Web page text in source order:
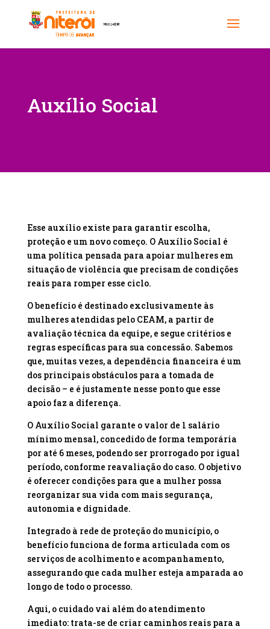
Auxílio Social
Esse auxílio existe para garantir escolha,
proteção e um novo começo. O Auxílio Social é
uma política pensada para apoiar mulheres em
situação de violência que precisam de condições
reais para romper esse ciclo.
O benefício é destinado exclusivamente às
mulheres atendidas pelo CEAM, a partir de
avaliação técnica da equipe, e segue critérios e
regras específicas para sua concessão. Sabemos
que, muitas vezes, a dependência financeira é um
dos principais obstáculos para a tomada de
decisão – e é justamente nesse ponto que esse
apoio faz a diferença.
O Auxílio Social garante o valor de 1 salário
mínimo mensal, concedido de forma temporária
por até 6 meses, podendo ser prorrogado por igual
período, conforme reavaliação do caso. O objetivo
é oferecer condições para que a mulher possa
reorganizar sua vida com mais segurança,
autonomia e dignidade.
Integrado à rede de proteção do município, o
benefício funciona de forma articulada com os
serviços de acolhimento e acompanhamento,
assegurando que cada mulher esteja amparada ao
longo de todo o processo.
Aqui, o cuidado vai além do atendimento
imediato: trata-se de criar caminhos reais para a